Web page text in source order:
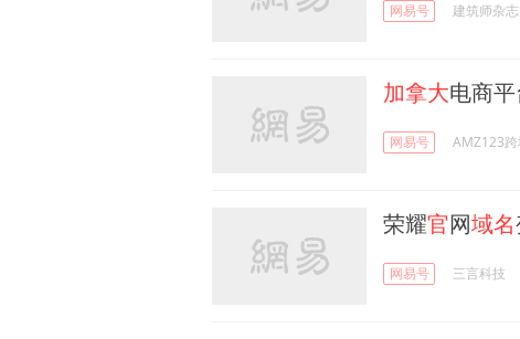
网易号 建筑师杂志
加拿大电商平
网易号 AMZ123
荣耀官网域名
网易号 三言科技